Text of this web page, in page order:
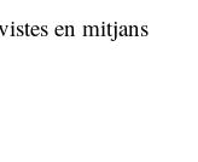
en mitjans